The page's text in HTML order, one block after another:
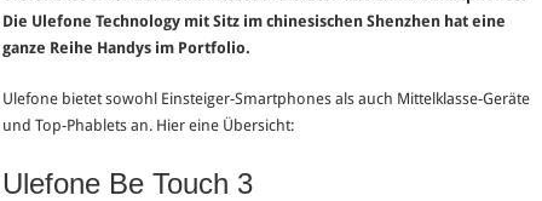
Die Ulefone Technology mit Sitz im chinesischen Shenzhen hat eine
ganze Reihe Handys im Portfolio.
Ulefone bietet sowohl Einsteiger-Smartphones als auch Mittelklasse-Geräte
und Top-Phablets an. Hier eine Übersicht:
Ulefone Be Touch 3